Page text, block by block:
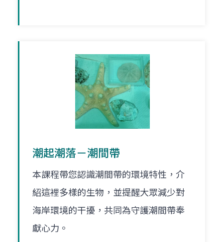
潮起潮落－潮間帶
本課程帶您認識潮間帶的環境特性，介
紹這裡多樣的生物，並提醒大眾減少對
海岸環境的干擾，共同為守護潮間帶奉
獻心力。